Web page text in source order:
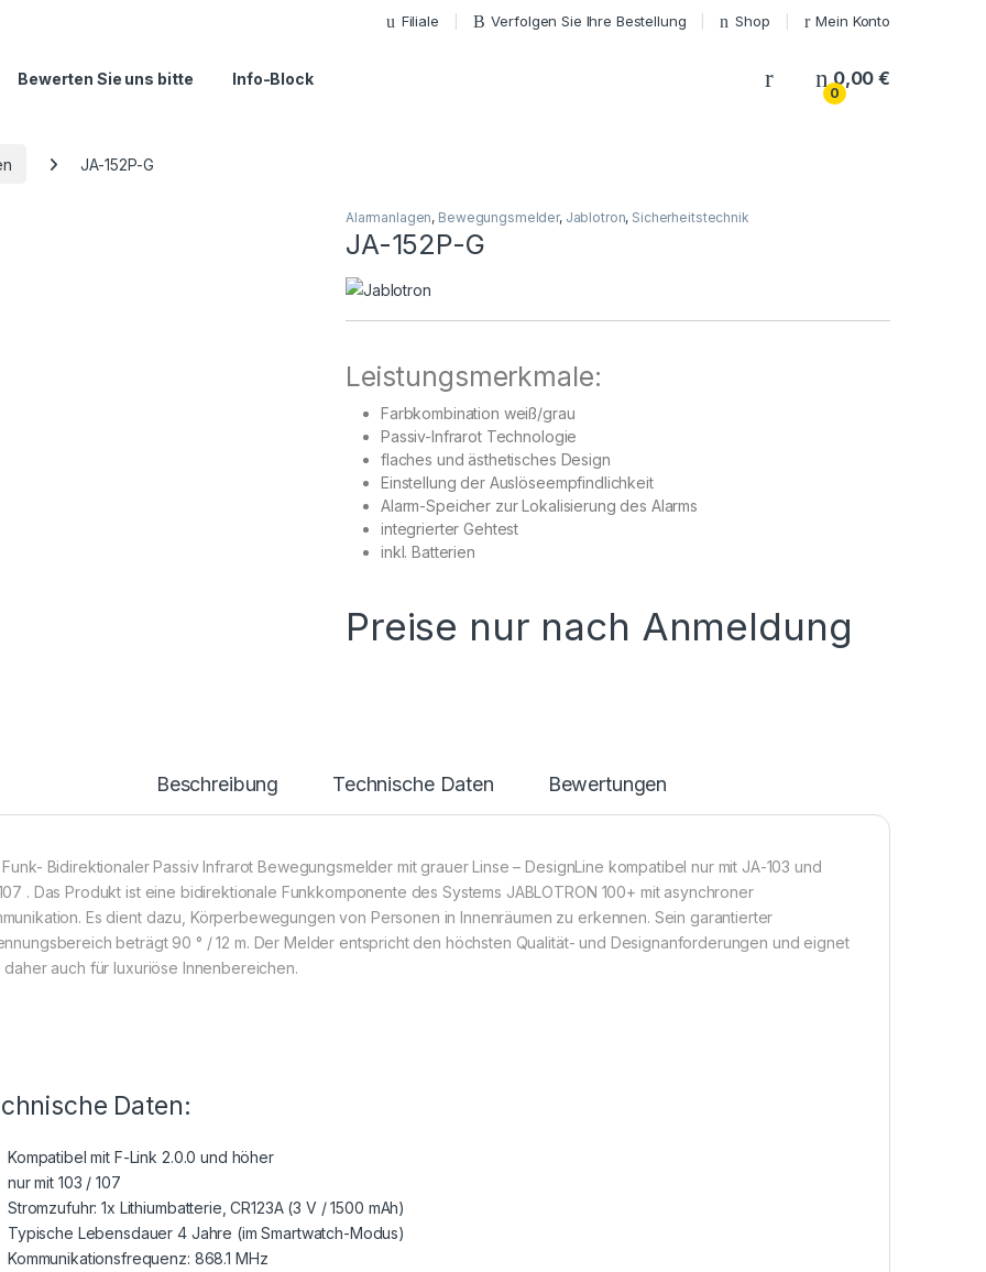
Filiale Verfolgen Sie Ihre Bestellung Shop Mein Konto
Bewerten Sie uns bitte Info-Block My Account
0
0,00€
JA-152P-G
Alarmanlagen, Bewegungsmelder, Jablotron, Sicherheitstechnik
JA-152P-G
Leistungsmerkmale:
Farbkombination weiß/grau
Passiv-Infrarot Technologie
flaches und ästhetisches Design
Einstellung der Auslöseempfindlichkeit
Alarm-Speicher zur Lokalisierung des Alarms
integrierter Gehtest
inkl. Batterien
Preise nur nach Anmeldung
Beschreibung Technische Daten Bewertungen
Bidirektionaler Passiv Infrarot Bewegungsmelder mit grauer Linse – DesignLine kompatibel nur mit JA-103 und
. Das Produkt ist eine bidirektionale Funkkomponente des Systems JABLOTRON 100+ mit asynchroner
Es dient dazu, Körperbewegungen von Personen in Innenräumen zu erkennen. Sein garantierter
beträgt 90 ° / 12 m. Der Melder entspricht den höchsten Qualität- und Designanforderungen und eignet
daher auch für luxuriöse Innenbereichen.
Daten:
Kompatibel mit F-Link 2.0.0 und höher
nur mit 103 / 107
Stromzufuhr: 1x Lithiumbatterie, CR123A (3 V / 1500 mAh)
Typische Lebensdauer 4 Jahre (im Smartwatch-Modus)
Kommunikationsfrequenz: 868.1 MHz